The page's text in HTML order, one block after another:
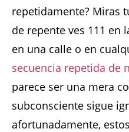
repetidamente? Miras
de repente ves 111 en
en una calle o en
secuencia repetida de
parece ser una mera
subconsciente sigue
afortunadamente,